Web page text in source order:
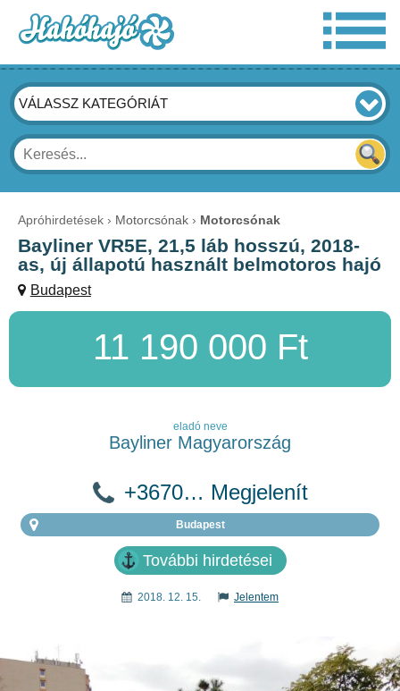
VÁLASSZ KATEGÓRIÁT
Apróhirdetések Motorcsónak Motorcsónak
Bayliner VR5E, 21,5 láb hosszú, 2018-
as, új állapotú használt belmotoros hajó
Budapest
11 190 000 Ft
eladó neve
Bayliner Magyarország
+3670… Megjelenít
Budapest
További hirdetései
2018. 12. 15. Jelentem